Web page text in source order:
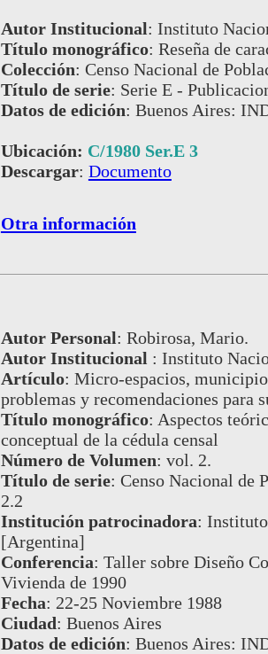
Autor Institucional: Instituto
Título monográfico: Reseña de
Colección: Censo Nacional de
Título de serie: Serie E -
Datos de edición: Buenos Aires:
Ubicación: C/1980 Ser.E 3
Descargar: Documento
Otra información
Autor Personal: Robirosa, Mario.
Autor Institucional : Instituto
Artículo: Micro-espacios,
problemas y recomendaciones para
Título monográfico: Aspectos
conceptual de la cédula censal
Número de Volumen: vol. 2.
Título de serie: Censo Nacional de
2.2
Institución patrocinadora:
[Argentina]
Conferencia: Taller sobre Diseño
Vivienda de 1990
Fecha: 22-25 Noviembre 1988
Ciudad: Buenos Aires
Datos de edición: Buenos Aires: